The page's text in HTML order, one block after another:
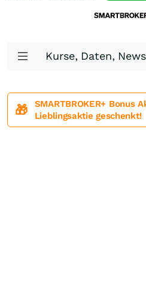
Kurse, Daten,
🎁
SMARTBROKER+ Bonus
Lieblingsaktie geschenkt!